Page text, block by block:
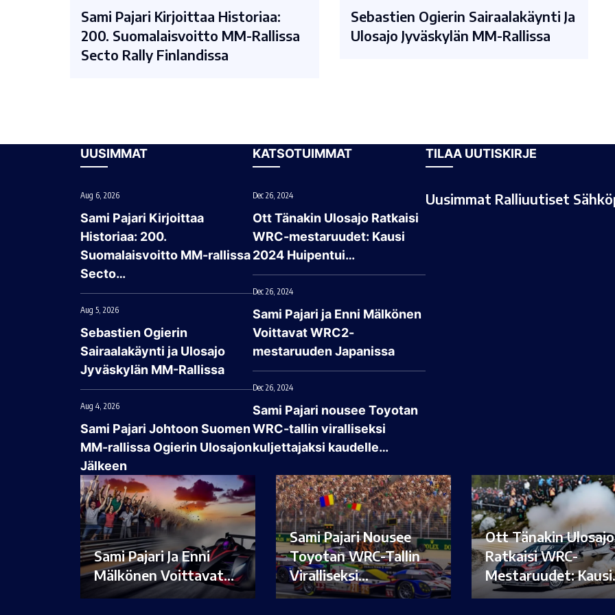
Sami Pajari Kirjoittaa Historiaa:
200. Suomalaisvoitto MM-Rallissa
Secto Rally Finlandissa
Sebastien Ogierin Sairaalakäynti Ja
Ulosajo Jyväskylän MM-Rallissa
UUSIMMAT
Aug 6, 2026
Sami Pajari Kirjoittaa
Historiaa: 200.
Suomalaisvoitto MM-rallissa
Secto…
Aug 5, 2026
Sebastien Ogierin
Sairaalakäynti ja Ulosajo
Jyväskylän MM-Rallissa
Aug 4, 2026
Sami Pajari Johtoon Suomen
MM-rallissa Ogierin Ulosajon
Jälkeen
KATSOTUIMMAT
Dec 26, 2024
Ott Tänakin Ulosajo Ratkaisi
WRC-mestaruudet: Kausi
2024 Huipentui…
Dec 26, 2024
Sami Pajari ja Enni Mälkönen
Voittavat WRC2-
mestaruuden Japanissa
Dec 26, 2024
Sami Pajari nousee Toyotan
WRC-tallin viralliseksi
kuljettajaksi kaudelle…
TILAA UUTISKIRJE
Uusimmat Ralliuutiset
Sami Pajari Ja Enni
Mälkönen Voittavat…
Sami Pajari Nousee
Toyotan WRC-Tallin
Viralliseksi…
Ott Tänakin Ulosajo
Ratkaisi WRC-
Mestaruudet: